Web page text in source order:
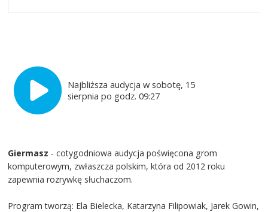
Najbliższa audycja w sobotę, 15
sierpnia po godz. 09:27
Giermasz - cotygodniowa audycja poświęcona grom
komputerowym, zwłaszcza polskim, która od 2012 roku
zapewnia rozrywkę słuchaczom.
Program tworzą: Ela Bielecka, Katarzyna Filipowiak, Jarek Gowin,